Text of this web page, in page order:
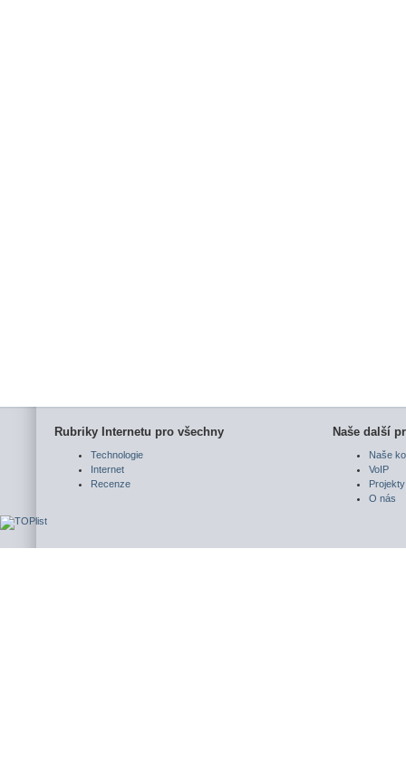
Rubriky Internetu pro všechny
Technologie
Internet
Recenze
Naše další
Naše
VoIP
Projekty
O nás